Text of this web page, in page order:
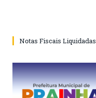
Notas Fiscais Liquidadas